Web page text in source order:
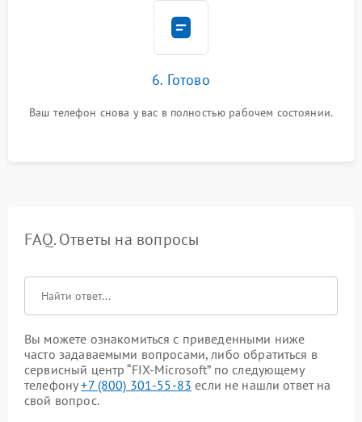
6. Готово
Ваш телефон снова у вас в полностью рабочем состоянии.
FAQ. Ответы на вопросы
Вы можете ознакомиться с приведенными ниже
часто задаваемыми вопросами, либо обратиться в
сервисный центр “FIX-Microsoft” по следующему
телефону+7 (800) 301-55-83 если не нашли ответ на
свой вопрос.